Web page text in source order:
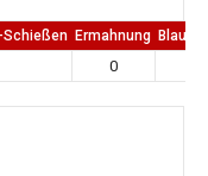
Schießen Ermahnung Blaue
0